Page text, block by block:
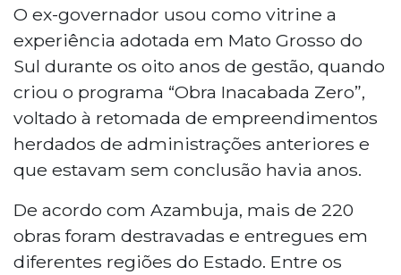
O ex-governador usou como vitrine a
experiência adotada em Mato Grosso do
Sul durante os oito anos de gestão, quando
criou o programa “Obra Inacabada Zero”,
voltado à retomada de empreendimentos
herdados de administrações anteriores e
que estavam sem conclusão havia anos.
De acordo com Azambuja, mais de 220
obras foram destravadas e entregues em
diferentes regiões do Estado. Entre os